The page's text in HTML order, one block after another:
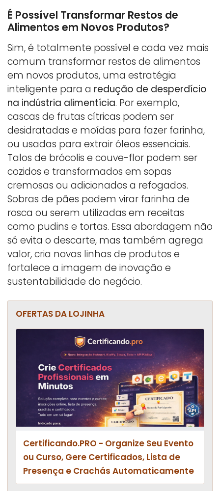
É Possível Transformar Restos de
Alimentos em Novos Produtos?
Sim, é totalmente possível e cada vez mais
comum transformar restos de alimentos
em novos produtos, uma estratégia
inteligente para a redução de desperdício
na indústria alimentícia. Por exemplo,
cascas de frutas cítricas podem ser
desidratadas e moídas para fazer farinha,
ou usadas para extrair óleos essenciais.
Talos de brócolis e couve-flor podem ser
cozidos e transformados em sopas
cremosas ou adicionados a refogados.
Sobras de pães podem virar farinha de
rosca ou serem utilizadas em receitas
como pudins e tortas. Essa abordagem não
só evita o descarte, mas também agrega
valor, cria novas linhas de produtos e
fortalece a imagem de inovação e
sustentabilidade do negócio.
OFERTAS DA LOJINHA
Certificando.PRO - Organize Seu Evento
ou Curso, Gere Certificados, Lista de
Presença e Crachás Automaticamente